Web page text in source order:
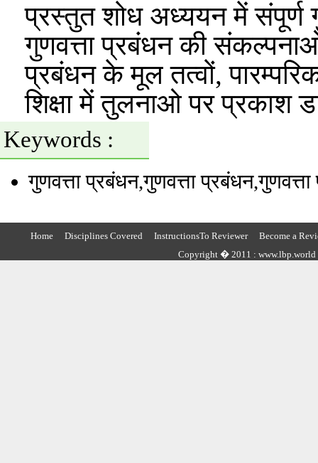
प्रस्तुत शोध अध्ययन में संपूर्ण
गुणवत्ता प्रबंधन की संकल्पनाओं
प्रबंधन के मूल तत्वों,
शिक्षा में तुलनाओ पर प्रकाश
Keywords :
गुणवत्ता प्रबंधन,गुणवत्ता प्रबंधन
Home Disciplines Covered InstructionsTo Reviewer
Become a
Copyright � 2011 : www.lbp.world